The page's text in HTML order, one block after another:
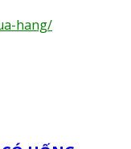
hang/